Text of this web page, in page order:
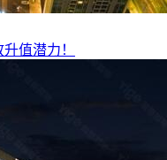
值潜力！